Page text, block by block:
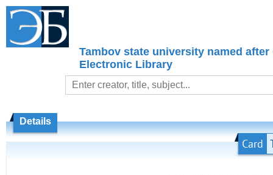
Tambov state university named after
Electronic Library
Details
Card